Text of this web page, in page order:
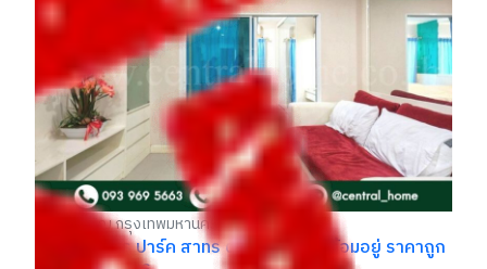
ภาษีเจริญ กรุงเทพมหานคร
คอนโด เมโทร ปาร์ค สาทร ตกแต่งครบ พร้อมอยู่ ราคาถูก